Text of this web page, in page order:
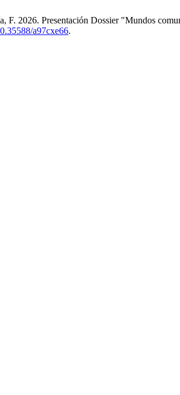
F. 2026. Presentación Dossier "Mundos
a97cxe66.